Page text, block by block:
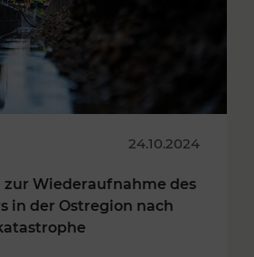
24.10.2024
Wiederaufnahme des
in der Ostregion nach